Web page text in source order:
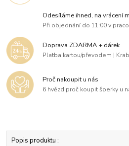
Odesíláme ihned, na vrácení
Při objednání do 11:00 v
Doprava ZDARMA + dárek
Platba kartou/převodem |
Proč nakoupit u nás
6 hvězd proč koupit šperky u
Popis produktu :